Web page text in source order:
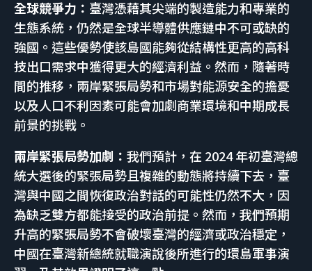
全球競爭力： 臺灣憑藉其尖端的製造能力和專業的
生態系統，仍然是全球半導體供應鏈中不可或缺的
強國。這些優勢使該島國能夠從結構性更高的高科
技出口需求中獲得更大的經濟利益。然而，隨著時
間的推移，兩岸緊張局勢和市場對能源安全的擔憂
以及人口不利因素可能會加劇商業環境和中期成長
前景的挑戰。
兩岸緊張局勢加劇： 我們預計，在 2024 年初臺灣總
統大選後的緊張局勢且複雜的動態將持續下去，臺
灣與中國之間恢復政治對話的可能性仍然不大，因
為缺乏雙方都能接受的政治前提。然而，我們預期
升高的緊張局勢不會破壞臺灣的經濟或政治穩定，
中國在臺灣新總統就職演說後所進行的環島軍事演